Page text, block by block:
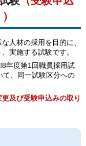
人材の採用を目的に、
実施する試験です。
年度第1回職員採用試
て、同一試験区分への
及び受験申込みの取り